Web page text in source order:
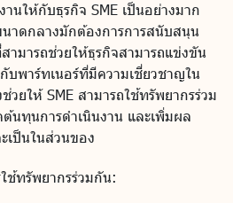
นให้กับธุรกิจ SME เป็นอย่างมาก
นาดกลางมักต้องการการสนับสนุน
ามารถช่วยให้ธุรกิจสามารถแข่งขัน
บพาร์ทเนอร์ที่มีความเชี่ยวชาญใน
วยให้ SME สามารถใช้ทรัพยากรร่วม
นทุนการดำเนินงาน และเพิ่มผล
เป็นในส่วนของ
ช้ทรัพยากรร่วมกัน: